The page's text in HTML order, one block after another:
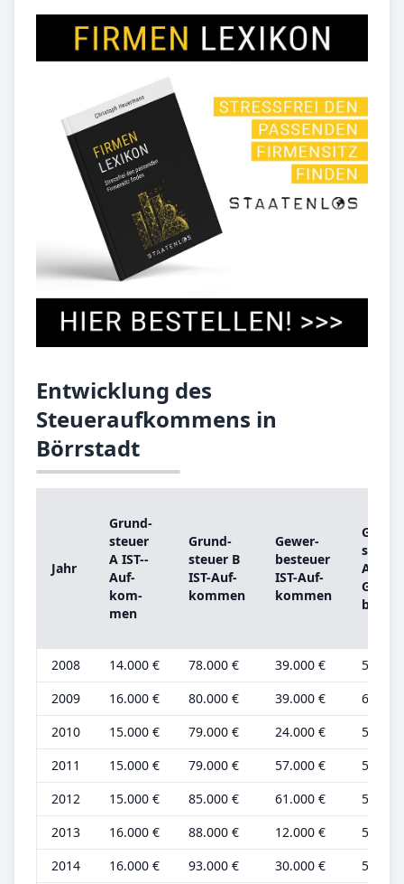
Entwicklung des
Steueraufkommens in
Börrstadt
Jahr
Grund­
steu­er
A IST-­
Auf­
kom­
men
Grund­
steu­er B
IST-­Auf­
kom­men
Ge­wer­
be­steu­er
IST-­Auf­
kom­men
Grund­
steu­er
A
Grund­
be­trag
2008 14.000 € 78.000 € 39.000 €
5.000 €
2009
16.000 € 80.000 € 39.000 €
6.000 €
2010
15.000 € 79.000 € 24.000 €
5.000 €
2011
15.000 € 79.000 € 57.000 €
5.000 €
2012
15.000 € 85.000 € 61.000 €
5.000 €
2013
16.000 € 88.000 € 12.000 €
5.000 €
2014
16.000 € 93.000 € 30.000 €
5.000 €